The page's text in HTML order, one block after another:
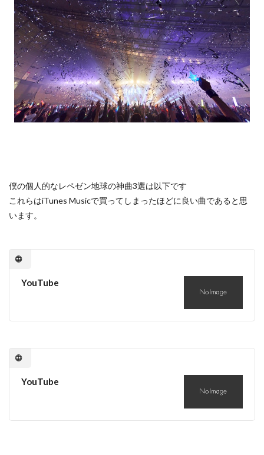
僕の個人的なレペゼン地球の神曲3選は以下です
これらはiTunes Musicで買ってしまったほどに良い曲であると思
います。
YouTube
YouTube